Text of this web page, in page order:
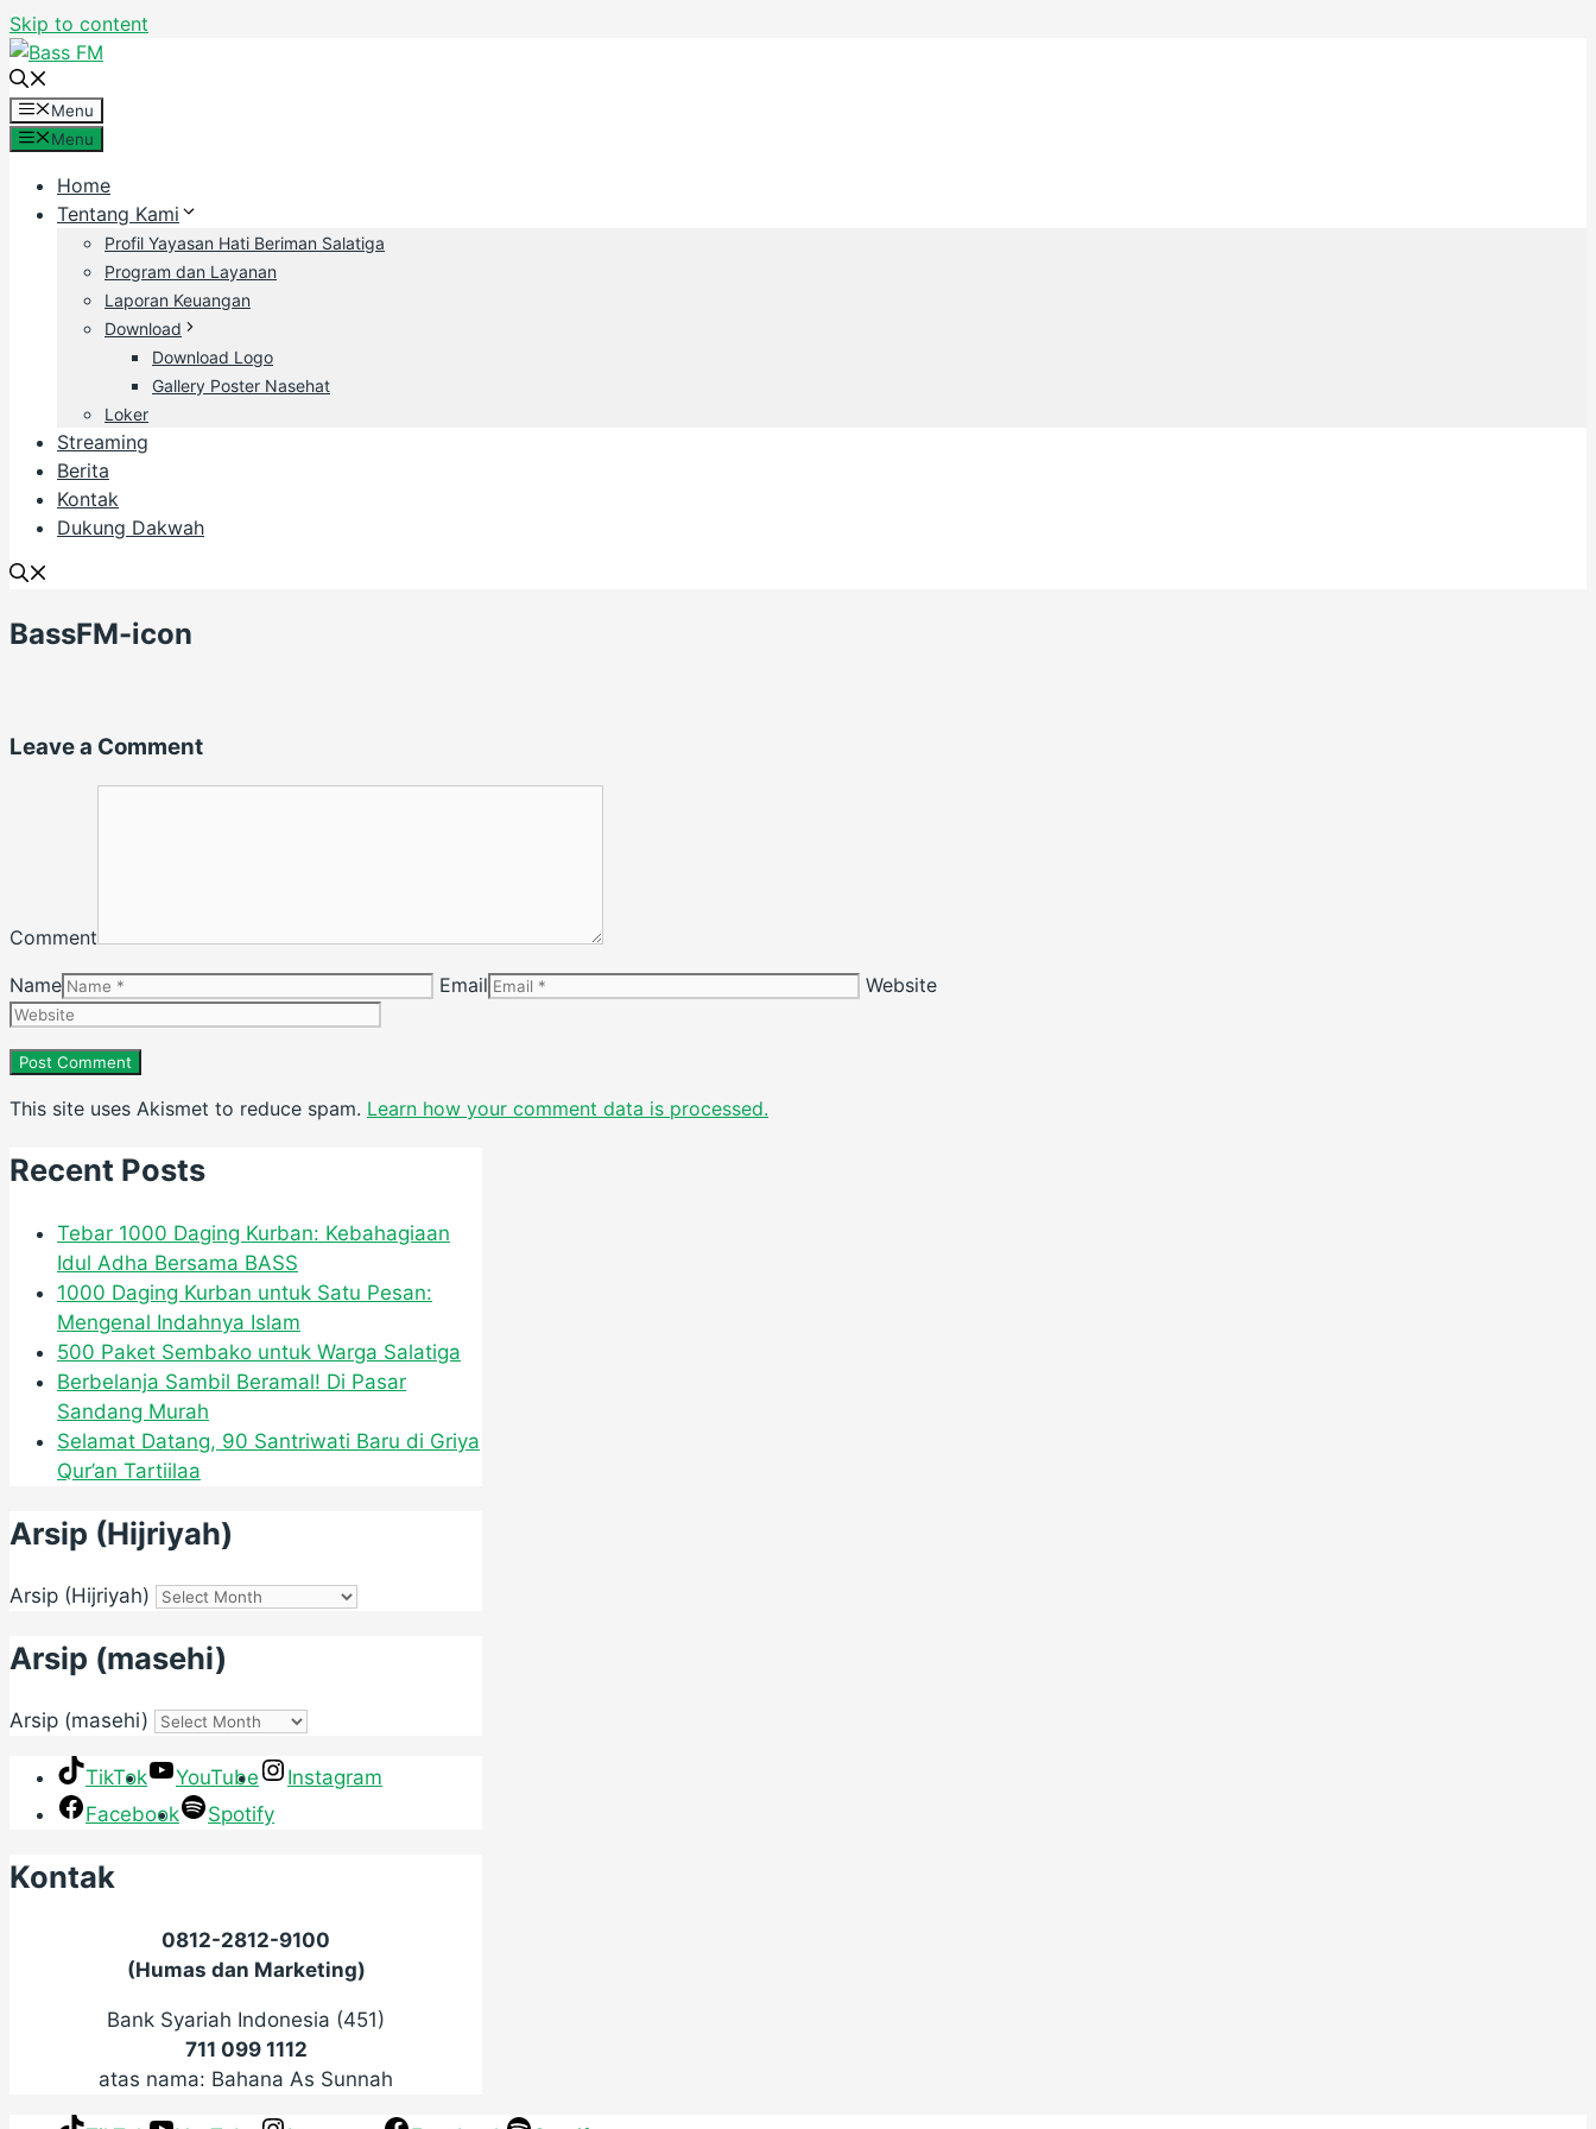
Skip to content
Menu
Menu
Home
Tentang Kami
Profil Yayasan Hati Beriman Salatiga
Program dan Layanan
Laporan Keuangan
Download
Download Logo
Gallery Poster Nasehat
Loker
Streaming
Berita
Kontak
Dukung Dakwah
BassFM-icon
Leave a Comment
Comment
Name
Email Website
This site uses Akismet to reduce spam. Learn how your comment data is processed.
Recent Posts
Tebar 1000 Daging Kurban: Kebahagiaan
Idul Adha Bersama BASS
1000 Daging Kurban untuk Satu Pesan:
Mengenal Indahnya Islam
500 Paket Sembako untuk Warga Salatiga
Berbelanja Sambil Beramal! Di Pasar
Sandang Murah
Selamat Datang, 90 Santriwati Baru di Griya
Qur’an Tartiilaa
Arsip (Hijriyah)
Arsip (Hijriyah)
Arsip (masehi)
Arsip (masehi)
TikTok YouTube
Instagram
Facebook
Spotify
Kontak
0812-2812-9100
(Humas dan Marketing)
Bank Syariah Indonesia (451)
711 099 1112
atas nama: Bahana As Sunnah